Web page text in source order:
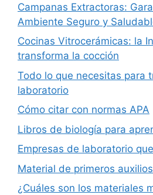
Campanas Extractoras:
Ambiente Seguro y
Cocinas Vitrocerámicas: la
transforma la cocción
Todo lo que necesitas para
laboratorio
Cómo citar con normas APA
Libros de biología para
Empresas de laboratorio
Material de primeros
¿Cuáles son los materiales